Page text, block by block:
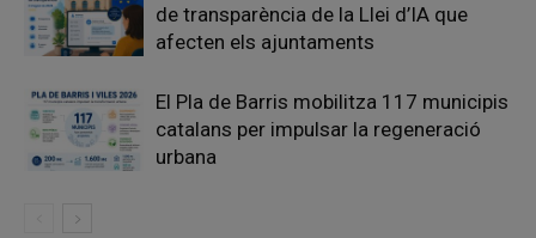
de transparència de la Llei d’IA que
afecten els ajuntaments
El Pla de Barris mobilitza 117 municipis
catalans per impulsar la regeneració
urbana